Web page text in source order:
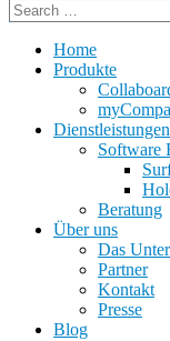
Home
Produkte
Dienstleistungen
Software
Beratung
Über uns
Das
Partner
Kontakt
Presse
Blog